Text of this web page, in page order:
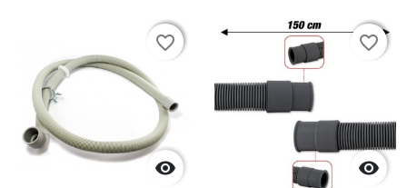

favorite_border
favorite_border

favorite_border
favorite_border